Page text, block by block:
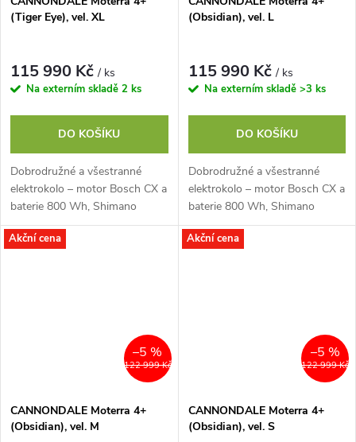
(Tiger Eye), vel. XL
115 990 Kč/ ks
Na externím skladě 2 ks
DO KOŠÍKU
Dobrodružné a všestranné
elektrokolo – motor Bosch CX a
baterie 800 Wh, Shimano
CUES U6000, vidlice SR
Suntour Zeron 36-X
(Obsidian), vel. L
115 990 Kč/ ks
Na externím skladě >3 ks
DO KOŠÍKU
Dobrodružné a všestranné
elektrokolo – motor Bosch CX a
baterie 800 Wh, Shimano
CUES U6000, vidlice SR
Suntour Zeron 36-X
Akční cena
122 999 Kč
–5 %
CANNONDALE Moterra 4+
(Obsidian), vel. M
Akční cena
122 999 Kč
–5 %
CANNONDALE Moterra 4+
(Obsidian), vel. S